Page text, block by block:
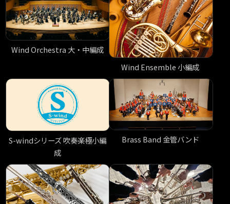
Wind Orchestra 大・中編成
Wind Ensemble 小編成
S-windシリーズ 吹奏楽極小編
成
Brass Band 金管バンド